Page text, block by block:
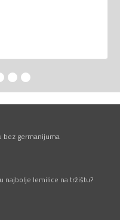
bez germanijuma
najbolje lemilice na tržištu?